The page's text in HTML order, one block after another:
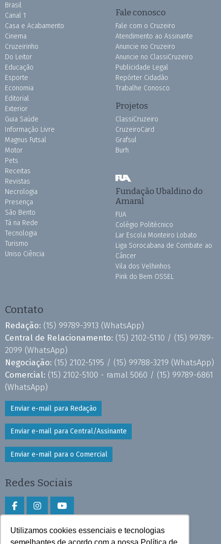
Utilizamos cookies essenciais e tecnologias
semelhantes de acordo com a nossa Política de
Brasil
Canal 1
Casa e Acabamento
Cinema
Cruzeirinho
Do Leitor
Educação
Esporte
Economia
Editorial
Exterior
Guia Saúde
Informação Livre
Magnus Futsal
Motor
Pets
Receitas
Revistas
Necrologia
Presença
São Bento
Tá na Rede
Tecnologia
Turismo
Uniso Ciência
Fale conosco
Fale com o Cruzeiro
Atendimento ao Assinante
Anuncie no Cruzeiro
Anuncie no ClassiCruzeiro
Publicidade Legal
Repórter Cidadão
Trabalhe Conosco
Projetos
ClassiCruzeiro
CruzeiroCard
Grafsul
Burh
Fundação Ubaldino do
Amaral
FUA
Colégio Politécnico
Lar Escola Monteiro Lobato
Liga Sorocabana de Combate ao
Câncer
Vila dos Velhinhos
Pink do Bem OSSEL
Contato
Redação: (15) 99789-3913 (WhatsApp)
Central de Relacionamento: (15) 2102-5110 / (15) 99789-
2099 (WhatsApp)
Negociação: (15) 2102-5195 / (15) 99788-3219 (WhatsApp)
Comercial: (15) 2102-5100 - ramal 5060 / (15) 99789-6861
(WhatsApp)
Enviar e-mail para Redação
Enviar e-mail para Central/Assinante
Enviar e-mail para o Comercial
Redes Sociais
Faça download do aplicativo